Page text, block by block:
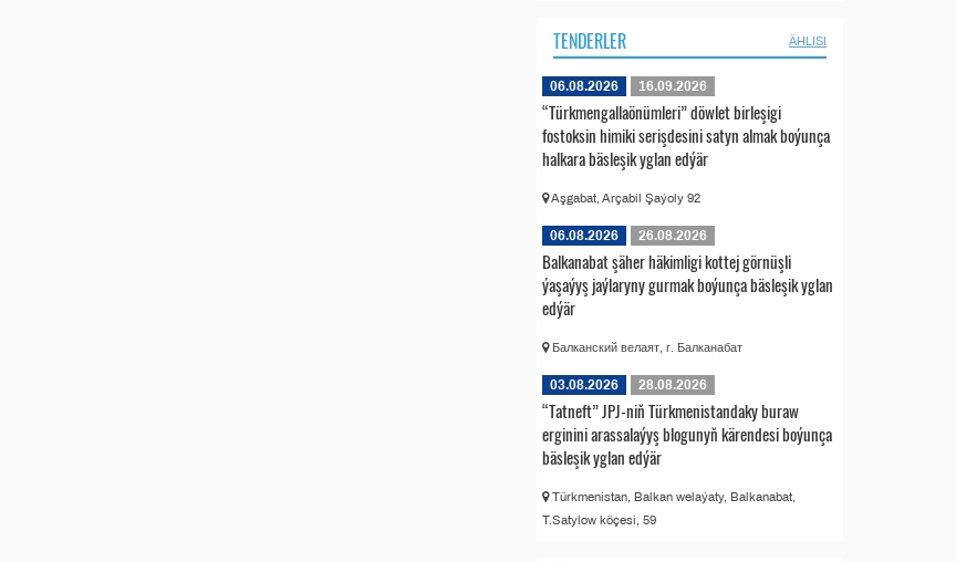
TENDERLER ÄHLISI
06.08.2026 16.09.2026
“Türkmengallaönümleri” döwlet birleşigi
fostoksin himiki serişdesini satyn almak boýunça
halkara bäsleşik yglan edýär
Aşgabat, Arçabil Şaýoly 92
06.08.2026 26.08.2026
Balkanabat şäher häkimligi kottej görnüşli
ýaşaýyş jaýlaryny gurmak boýunça bäsleşik yglan
edýär
Балканский велаят, г. Балканабат
03.08.2026 28.08.2026
“Tatneft” JPJ-niň Türkmenistandaky buraw
erginini arassalaýyş blogunyň kärendesi boýunça
bäsleşik yglan edýär
Türkmenistan, Balkan welaýaty, Balkanabat,
T.Satylow köçesi, 59